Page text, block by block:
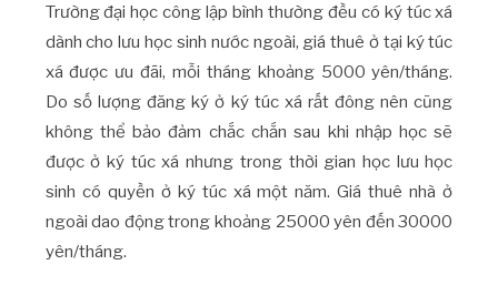
Trường đại học công lập bình thường đều có ký túc xá
dành cho lưu học sinh nước ngoài, giá thuê ở tại ký túc
xá được ưu đãi, mỗi tháng khoảng 5000 yên/tháng.
Do số lượng đăng ký ở ký túc xá rất đông nên cũng
không thể bảo đảm chắc chắn sau khi nhập học sẽ
được ở ký túc xá nhưng trong thời gian học lưu học
sinh có quyền ở ký túc xá một năm. Giá thuê nhà ở
ngoài dao động trong khoảng 25000 yên đến 30000
yên/tháng.